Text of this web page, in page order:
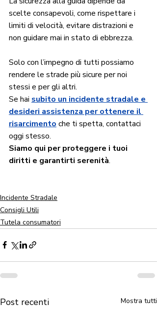
scelte consapevoli, come rispettare i
limiti di velocità, evitare distrazioni e
non guidare mai in stato di ebbrezza.
Solo con l’impegno di tutti possiamo
rendere le strade più sicure per noi
stessi e per gli altri.
Se hai subito un incidente stradale e
desideri assistenza per ottenere il
risarcimento che ti spetta, contattaci
oggi stesso.
Siamo qui per proteggere i tuoi
diritti e garantirti serenità.
Incidente Stradale
Consigli Utili
Tutela consumatori
Post recenti Mostra tutti